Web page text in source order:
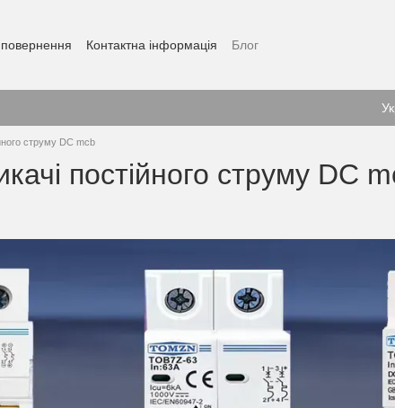
Контактна інформація Блог
струму DC mcb
постійного струму DC